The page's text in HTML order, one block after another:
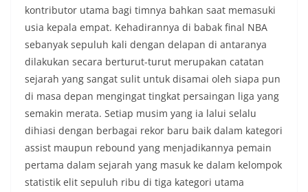
kontributor utama bagi timnya bahkan saat memasuki
usia kepala empat. Kehadirannya di babak final NBA
sebanyak sepuluh kali dengan delapan di antaranya
dilakukan secara berturut-turut merupakan catatan
sejarah yang sangat sulit untuk disamai oleh siapa pun
di masa depan mengingat tingkat persaingan liga yang
semakin merata. Setiap musim yang ia lalui selalu
dihiasi dengan berbagai rekor baru baik dalam kategori
assist maupun rebound yang menjadikannya pemain
pertama dalam sejarah yang masuk ke dalam kelompok
statistik elit sepuluh ribu di tiga kategori utama